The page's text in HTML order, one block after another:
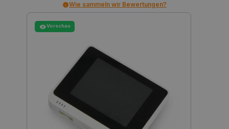
Wie sammeln wir Bewertungen?
Vorschau
FUNKTIONALITÄT
Unbedingt erforderlich
Funktionalität
Unbedingt erforderliche Cookies ermöglichen
wesentliche Kernfunktionen der Website wie die
Benutzeranmeldung und die Kontoverwaltung.
Ohne die unbedingt erforderlichen Cookies kann